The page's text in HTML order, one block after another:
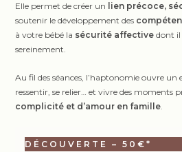
Elle permet de créer un lien précoce,
soutenir le développement des
à votre bébé la sécurité affective dont il
sereinement.
Au fil des séances, l’haptonomie ouvre un
ressentir, se relier… et vivre des moments
complicité et d’amour en famille.
DÉCOUVERTE – 50€*